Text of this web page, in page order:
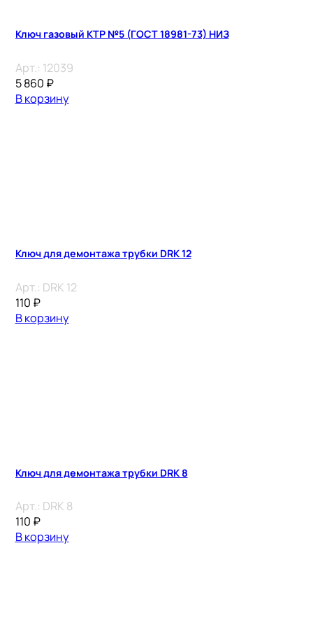
Ключ газовый КТР №5 (ГОСТ 18981-73) НИЗ
Арт.: 12039
5 860 ₽
В корзину
Ключ для демонтажа трубки DRK 12
Арт.: DRK 12
110 ₽
В корзину
Ключ для демонтажа трубки DRK 8
Арт.: DRK 8
110 ₽
В корзину